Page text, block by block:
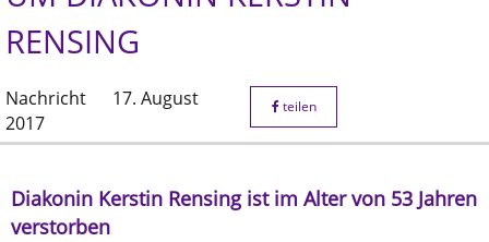
RENSING
Nachricht
17. August
2017
teilen
Diakonin Kerstin Rensing ist im Alter von 53 Jahren
verstorben